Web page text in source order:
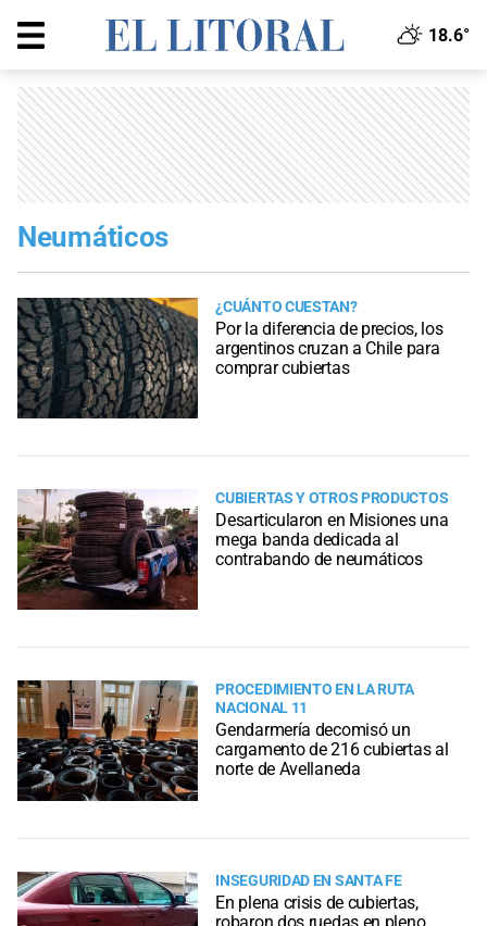
18.6°
Neumáticos
¿CUÁNTO CUESTAN?
Por la diferencia de precios, los
argentinos cruzan a Chile para
comprar cubiertas
CUBIERTAS Y OTROS PRODUCTOS
Desarticularon en Misiones una
mega banda dedicada al
contrabando de neumáticos
PROCEDIMIENTO EN LA RUTA
NACIONAL 11
Gendarmería decomisó un
cargamento de 216 cubiertas al
norte de Avellaneda
INSEGURIDAD EN SANTA FE
En plena crisis de cubiertas,